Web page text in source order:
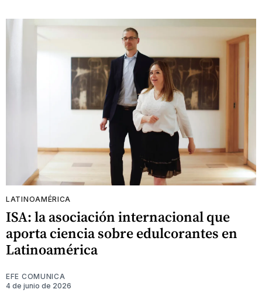
LATINOAMÉRICA
ISA: la asociación internacional que
aporta ciencia sobre edulcorantes en
Latinoamérica
EFE COMUNICA
4 de junio de 2026